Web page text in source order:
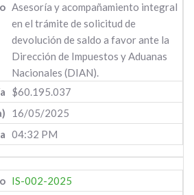
Asesoría y acompañamiento integral
en el trámite de solicitud de
devolución de saldo a favor ante la
Dirección de Impuestos y Aduanas
Nacionales (DIAN).
$60.195.037
16/05/2025
04:32 PM
IS-002-2025